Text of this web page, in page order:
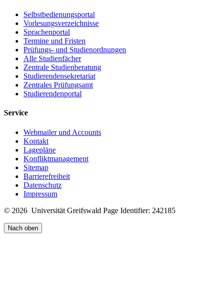
Selbstbedienungsportal
Vorlesungsverzeichnisse
Sprachenportal
Termine und Fristen
Prüfungs- und Studienordnungen
Alle Studienfächer
Zentrale Studienberatung
Studierendensekretariat
Zentrales Prüfungsamt
Studierendenportal
Service
Webmailer und Accounts
Kontakt
Lagepläne
Konfliktmanagement
Sitemap
Barrierefreiheit
Datenschutz
Impressum
© 2026 Universität Greifswald Page Identifier: 242185
Nach oben